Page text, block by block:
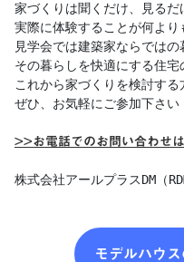
家づくりは聞くだけ、見るだ
実際に体験することが何より
見学会では建築家ならではの
その暮らしを快適にする住
これから家づくりを検討す
ぜひ、お気軽にご参加下さい
>>お電話でのお問い合わせ
株式会社アールプラスDM（
モデルハウ